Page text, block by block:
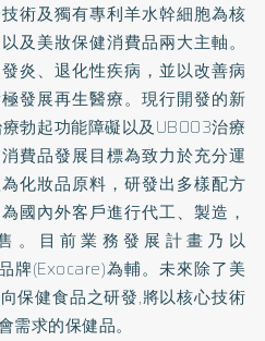
術及獨有專利羊水幹細胞為核
及美妝保健消費品兩大主軸。
炎、退化性疾病，並以改善病
發展再生醫療。現行開發的新
勃起功能障礙以及UB003治療
費品發展目標為致力於充分運
化妝品原料，研發出多樣配方
國內外客戶進行代工、製造，
。目前業務發展計畫乃以
牌(Exocare)為輔。未來除了美
保健食品之研發,將以核心技術
需求的保健品。